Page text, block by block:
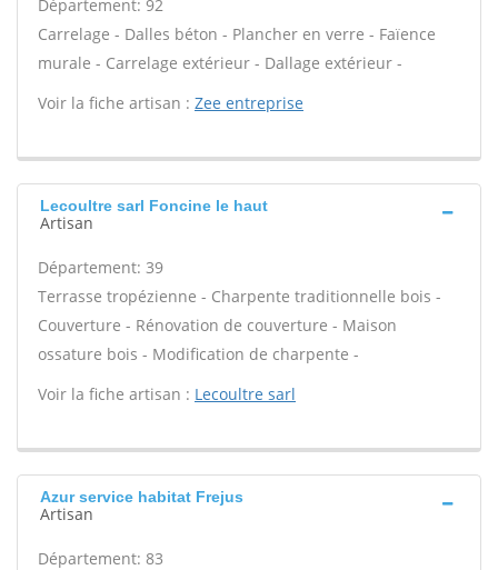
Département: 92
Carrelage - Dalles béton - Plancher en verre - Faïence
murale - Carrelage extérieur - Dallage extérieur -
Voir la fiche artisan : Zee entreprise
Lecoultre sarl Foncine le haut
Artisan
Département: 39
Terrasse tropézienne - Charpente traditionnelle bois -
Couverture - Rénovation de couverture - Maison
ossature bois - Modification de charpente -
Voir la fiche artisan : Lecoultre sarl
Azur service habitat Frejus
Artisan
Département: 83